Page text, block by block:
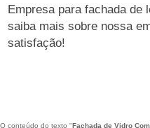
Empresa para fachada de
saiba mais sobre nossa
satisfação!
O conteúdo do texto "Fachada de Vidro